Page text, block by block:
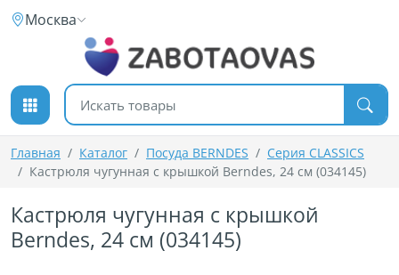
К содержимому
Москва
Поиск товаров
Главная Каталог Посуда BERNDES
Серия CLASSICS
Кастрюля чугунная с крышкой Berndes, 24 см (034145)
Кастрюля чугунная с крышкой
Berndes, 24 см (034145)